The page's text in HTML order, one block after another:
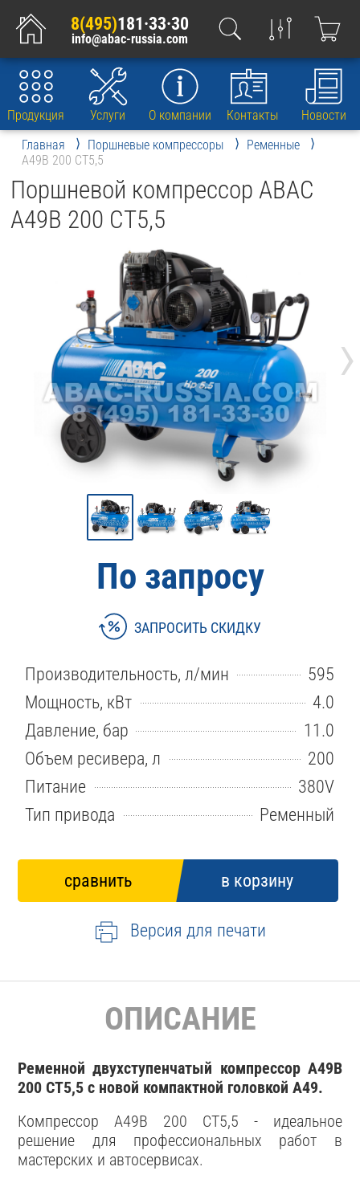
8(495)181·33·30
info@abac-russia.com
Продукция Услуги О компании Контакты
Новости
Главная
Поршневые компрессоры
Ременные
A49B 200 CT5,5
Поршневой компрессор ABAC
A49B 200 CT5,5
›
По запросу
ЗАПРОСИТЬ СКИДКУ
Производительность, л/мин
595
Мощность, кВт
4.0
Давление, бар
11.0
Объем ресивера, л
200
Питание
380V
Тип привода
Ременный
Версия для печати
ОПИСАНИЕ
Ременной двухступенчатый компрессор A49B
200 CT5,5 с новой компактной головкой А49.
Компрессор A49B 200 CT5,5 - идеальное
решение для профессиональных работ в
мастерских и автосервисах.